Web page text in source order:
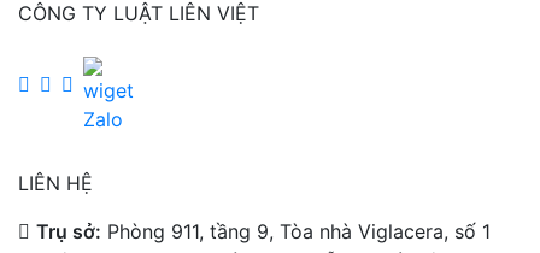
CÔNG TY LUẬT LIÊN VIỆT
LIÊN HỆ
Trụ sở: Phòng 911, tầng 9, Tòa nhà Viglacera, số 1